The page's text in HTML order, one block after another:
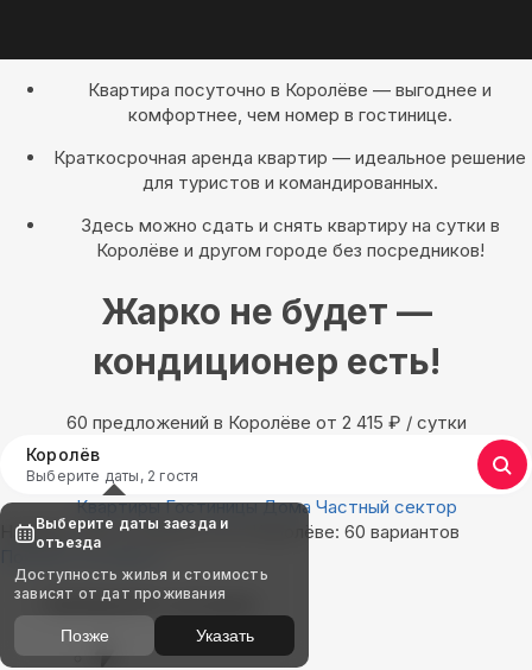
Квартира посуточно в Королёве — выгоднее и
комфортнее, чем номер в гостинице.
Краткосрочная аренда квартир — идеальное решение
для туристов и командированных.
Здесь можно сдать и снять квартиру на сутки в
Королёве и другом городе без посредников!
Жарко не будет —
кондиционер есть!
60 предложений в Королёве oт 2 415 ₽ / сутки
Королёв
Выберите даты, 2 гостя
Квартиры Гостиницы Дома Частный сектор
Найдём, где остановиться в Королёве: 60 вариантов
Показать на карте
Выбирайте лучшее
Выберите даты заезда и
отъезда
Доступность жилья и стоимость
зависят от дат проживания
Позже Указать